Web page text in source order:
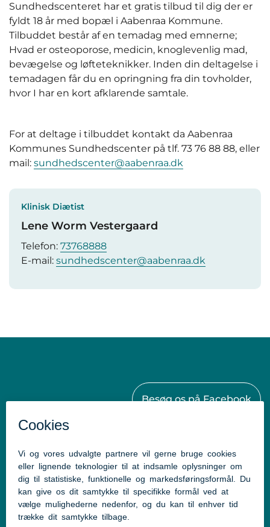
Sundhedscenteret har et gratis tilbud til dig der er
fyldt 18 år med bopæl i Aabenraa Kommune.
Tilbuddet består af en temadag med emnerne;
Hvad er osteoporose, medicin, knoglevenlig mad,
bevægelse og løfteteknikker. Inden din deltagelse i
temadagen får du en opringning fra din tovholder,
hvor I har en kort afklarende samtale.
For at deltage i tilbuddet kontakt da Aabenraa
Kommunes Sundhedscenter på tlf. 73 76 88 88, eller
mail: sundhedscenter@aabenraa.dk
Klinisk Diætist
Lene Worm Vestergaard
Telefon: 73768888
E-mail: sundhedscenter@aabenraa.dk
Aabenraa Kommunes Sundhedscenter
Østergade 61-63
6230 Rødekro
Tlf: 73 76 88 88
Besøg os på Facebook